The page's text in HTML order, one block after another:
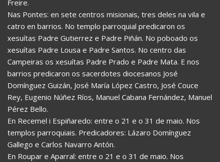
Freire.
Nas Pontes: en sete centros misionais, tres deles na vila e
catro en barrios. No templo parroquial predicaron os
xesuítas Padre Gutierrez e Padre Piñán. No poboado os
xesuítas Padre Lousa e Padre Santos. No centro das
Campeiras os xesuítas Padre Prado e Padre Mata. E nos
barrios predicaron os sacerdotes diocesanos José
Domínguez Guizán, José María López Castro, José Couce
Rey, Eugenio Núñez Ríos, Manuel Cabana Fernández, Manuel
Pérez Bello.
En Recemel i Espiñaredo: entre o 21 e o 31 de maio. Nos
templos parroquiais. Predicadores: Lázaro Domínguez
Gallego e Carlos Navarro Antón.
En Roupar e Aparral: entre o 21 e o 31 de maio. Nos